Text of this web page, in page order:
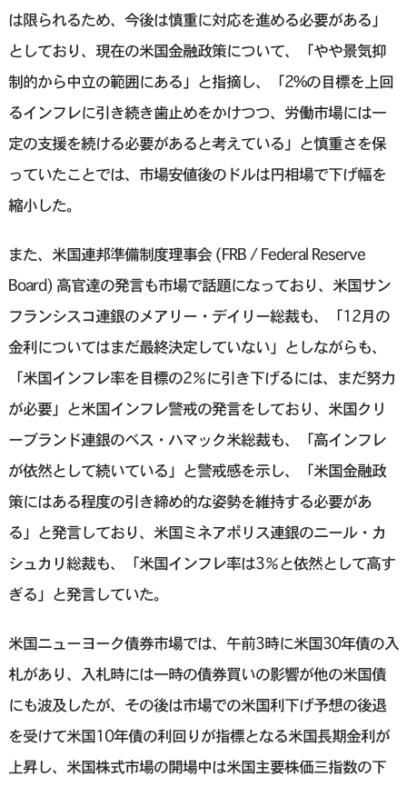
は限られるため、今後は慎重に対応を進める必要がある」
としており、現在の米国金融政策について、「やや景気抑
制的から中立の範囲にある」と指摘し、「2%の目標を上回
るインフレに引き続き歯止めをかけつつ、労働市場には一
定の支援を続ける必要があると考えている」と慎重さを保
っていたことでは、市場安値後のドルは円相場で下げ幅を
縮小した。
また、米国連邦準備制度理事会 (FRB / Federal Reserve
Board) 高官達の発言も市場で話題になっており、米国サン
フランシスコ連銀のメアリー・デイリー総裁も、「12月の
金利についてはまだ最終決定していない」としながらも、
「米国インフレ率を目標の2％に引き下げるには、まだ努力
が必要」と米国インフレ警戒の発言をしており、米国クリ
ーブランド連銀のベス・ハマック米総裁も、「高インフレ
が依然として続いている」と警戒感を示し、「米国金融政
策にはある程度の引き締め的な姿勢を維持する必要があ
る」と発言しており、米国ミネアポリス連銀のニール・カ
シュカリ総裁も、「米国インフレ率は3％と依然として高す
ぎる」と発言していた。
米国ニューヨーク債券市場では、午前3時に米国30年債の入
札があり、入札時には一時の債券買いの影響が他の米国債
にも波及したが、その後は市場での米国利下げ予想の後退
を受けて米国10年債の利回りが指標となる米国長期金利が
上昇し、米国株式市場の開場中は米国主要株価三指数の下